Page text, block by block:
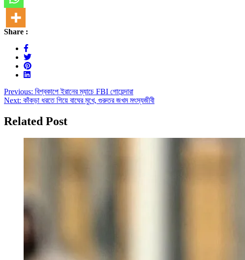
Share :
Post
navigation
Previous: বিশ্বকাপে ইরানের ম্যাচে FBI গোয়েন্দারা
Next: কাঁকড়া ধরতে গিয়ে বাঘের মুখে, গুরুতর জখম মৎস্যজীবী
Related Post